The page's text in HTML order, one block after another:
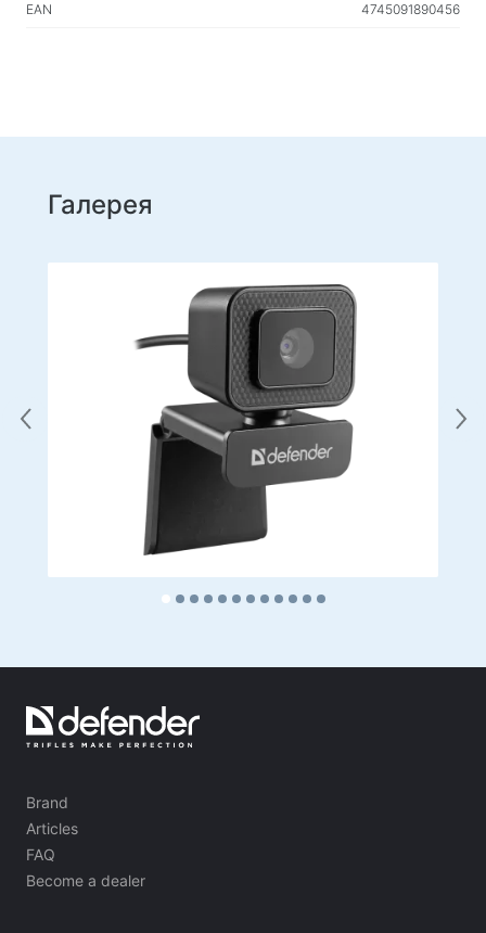
EAN 4745091890456
Галерея
Brand
Articles
FAQ
Become a dealer